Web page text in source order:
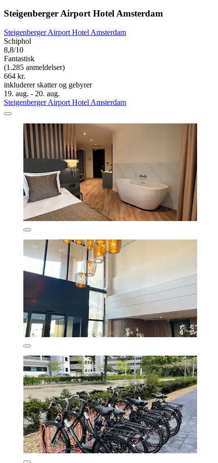
Steigenberger Airport Hotel Amsterdam
Steigenberger Airport Hotel Amsterdam
Schiphol
8,8/10
Fantastisk
(1.285 anmeldelser)
664 kr.
inkluderer skatter og gebyrer
19. aug. - 20. aug.
Steigenberger Airport Hotel Amsterdam